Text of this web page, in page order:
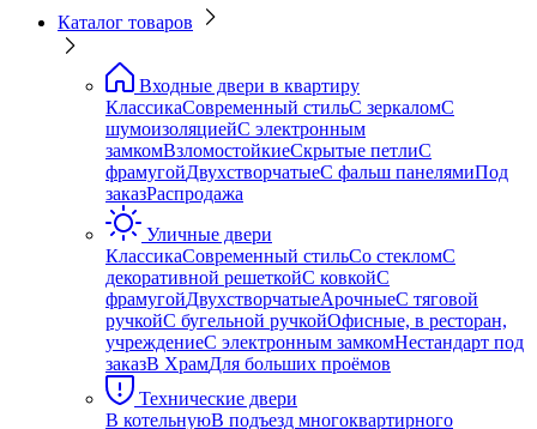
Каталог товаров
Входные двери в квартиру
КлассикаСовременный стильС зеркаломС
шумоизоляциейС электронным
замкомВзломостойкиеСкрытые петлиС
фрамугойДвухстворчатыеС фальш панелямиПод
заказРаспродажа
Уличные двери
КлассикаСовременный стильСо стекломС
декоративной решеткойС ковкойС
фрамугойДвухстворчатыеАрочныеС тяговой
ручкойС бугельной ручкойОфисные, в ресторан,
учреждениеС электронным замкомНестандарт под
заказВ ХрамДля больших проёмов
Технические двери
В котельнуюВ подъезд многоквартирного